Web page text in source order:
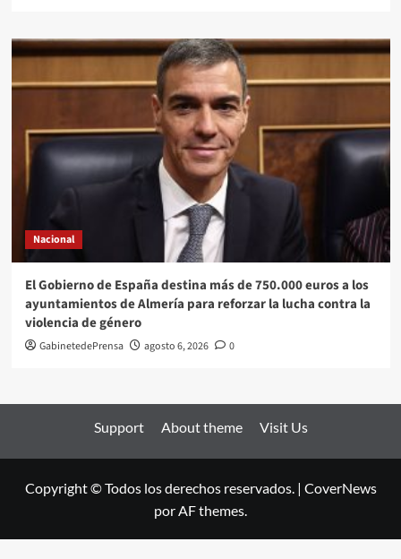
Nacional
El Gobierno de España destina más de 750.000 euros a los
ayuntamientos de Almería para reforzar la lucha contra la
violencia de género
GabinetedePrensa agosto 6, 2026 0
Support About theme Visit Us
Copyright © Todos los derechos reservados. | CoverNews
por AF themes.